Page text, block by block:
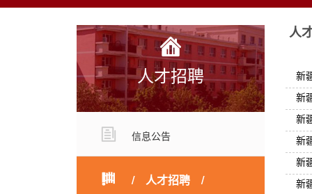
人才招聘
信息公告
人才招聘
人
新
新
新
新
新
新